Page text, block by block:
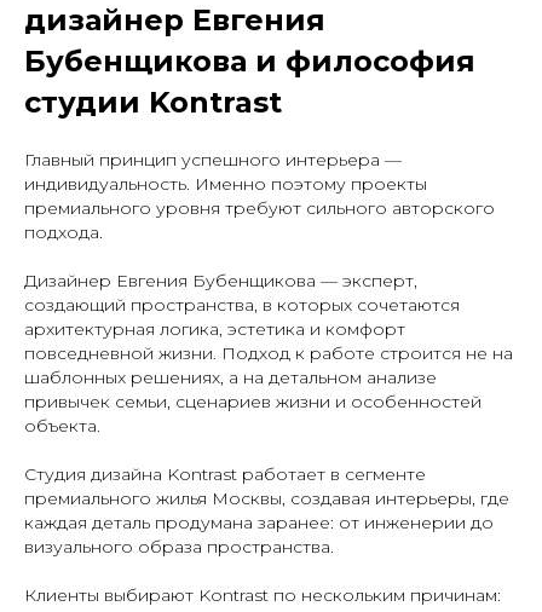
дизайнер Евгения
Бубенщикова и философия
студии Kontrast
Главный принцип успешного интерьера —
индивидуальность. Именно поэтому проекты
премиального уровня требуют сильного авторского
подхода.
Дизайнер Евгения Бубенщикова — эксперт,
создающий пространства, в которых сочетаются
архитектурная логика, эстетика и комфорт
повседневной жизни. Подход к работе строится не на
шаблонных решениях, а на детальном анализе
привычек семьи, сценариев жизни и особенностей
объекта.
Студия дизайна Kontrast работает в сегменте
премиального жилья Москвы, создавая интерьеры, где
каждая деталь продумана заранее: от инженерии до
визуального образа пространства.
Клиенты выбирают Kontrast по нескольким причинам: